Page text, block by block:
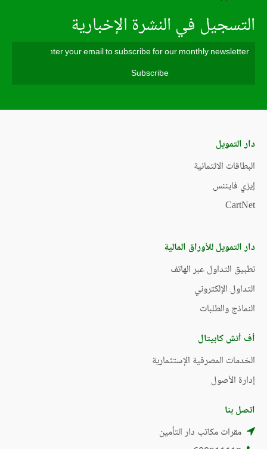
التسجيل في النشرة الإخبارية
دار التمويل
البطاقات الائتمانية
إيزي فايننس
CartNet
دار التمويل للأوراق المالية
تطبيق التداول عبر الهاتف
التداول الإلكتروني
النماذج والطلبات
أف أتش كابيتال
الخدمات المصرفية الإستثمارية
إدارة الأصول
اتصل بنا
مقرات مكاتب دار التأمين